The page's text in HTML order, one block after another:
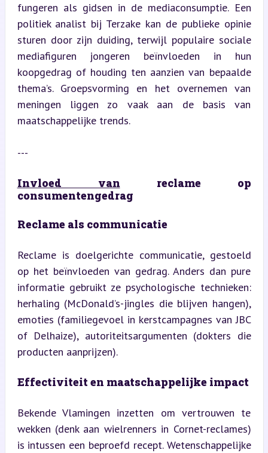
fungeren als gidsen in de mediaconsumptie. Een
politiek analist bij Terzake kan de publieke opinie
sturen door zijn duiding, terwijl populaire sociale
mediafiguren jongeren beïnvloeden in hun
koopgedrag of houding ten aanzien van bepaalde
thema’s. Groepsvorming en het overnemen van
meningen liggen zo vaak aan de basis van
maatschappelijke trends.
---
Invloed van reclame op
consumentengedrag
Reclame als communicatie
Reclame is doelgerichte communicatie, gestoeld
op het beïnvloeden van gedrag. Anders dan pure
informatie gebruikt ze psychologische technieken:
herhaling (McDonald’s-jingles die blijven hangen),
emoties (familiegevoel in kerstcampagnes van JBC
of Delhaize), autoriteitsargumenten (dokters die
producten aanprijzen).
Effectiviteit en maatschappelijke impact
Bekende Vlamingen inzetten om vertrouwen te
wekken (denk aan wielrenners in Cornet-reclames)
is intussen een beproefd recept. Wetenschappelijke